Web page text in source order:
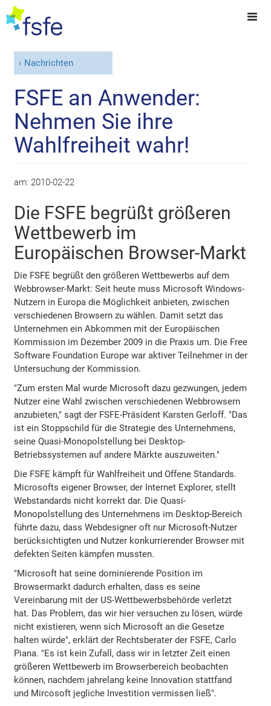
Nachrichten
FSFE an Anwender:
Nehmen Sie ihre
Wahlfreiheit wahr!
am: 2010-02-22
Die FSFE begrüßt größeren
Wettbewerb im
Europäischen Browser-Markt
Die FSFE begrüßt den größeren Wettbewerbs auf dem
Webbrowser-Markt: Seit heute muss Microsoft Windows-
Nutzern in Europa die Möglichkeit anbieten, zwischen
verschiedenen Browsern zu wählen. Damit setzt das
Unternehmen ein Abkommen mit der Europäischen
Kommission im Dezember 2009 in die Praxis um. Die Free
Software Foundation Europe war aktiver Teilnehmer in der
Untersuchung der Kommission.
"Zum ersten Mal wurde Microsoft dazu gezwungen, jedem
Nutzer eine Wahl zwischen verschiedenen Webbrowsern
anzubieten," sagt der FSFE-Präsident Karsten Gerloff. "Das
ist ein Stoppschild für die Strategie des Unternehmens,
seine Quasi-Monopolstellung bei Desktop-
Betriebssystemen auf andere Märkte auszuweiten."
Die FSFE kämpft für Wahlfreiheit und Offene Standards.
Microsofts eigener Browser, der Internet Explorer, stellt
Webstandards nicht korrekt dar. Die Quasi-
Monopolstellung des Unternehmens im Desktop-Bereich
führte dazu, dass Webdesigner oft nur Microsoft-Nutzer
berücksichtigten und Nutzer konkurrierender Browser mit
defekten Seiten kämpfen mussten.
"Microsoft hat seine dominierende Position im
Browsermarkt dadurch erhalten, dass es seine
Vereinbarung mit der US-Wettbewerbsbehörde verletzt
hat. Das Problem, das wir hier versuchen zu lösen, würde
nicht existieren, wenn sich Microsoft an die Gesetze
halten würde", erklärt der Rechtsberater der FSFE, Carlo
Piana. "Es ist kein Zufall, dass wir in letzter Zeit einen
größeren Wettbewerb im Browserbereich beobachten
können, nachdem jahrelang keine Innovation stattfand
und Mircosoft jegliche Investition vermissen ließ".